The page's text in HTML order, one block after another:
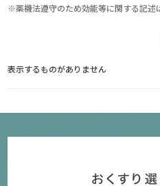
※薬機法遵守のため効能等に関する記述
表示するものがありません